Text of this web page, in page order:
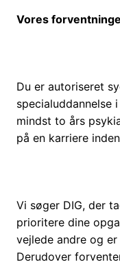
Vores
Du er autoriseret
specialuddannelse
mindst to års
på en karriere
Vi søger DIG, der
prioritere dine
vejlede andre og er
Derudover